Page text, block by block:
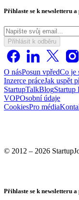
Přihlaste se k newsletteru a
Přihlásit k odběru
O násPosun vpředCo je
Inzerce práceJak uspět
StartupTalkBlogStartup
VOPOsobní údaje
CookiesPro média
© 2012 – 2026
Přihlaste se k newsletteru a